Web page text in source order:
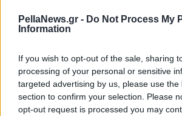
PellaNews.gr - Do Not Process My
Information
If you wish to opt-out of the sale, sharing
processing of your personal or sensitive
targeted advertising by us, please use the
section to confirm your selection. Please
opt-out request is processed you may
φορά στέκονται απέναντι στα
αγροτών και της χώρας. Ο κ.
διασφάλισε ότι το ελλειμματικό
εισαγωγών-εξαγωγών με τις
μπορεί να βελτιωθεί υπέρ των
προϊόντων. Δεν έθεσε καμία